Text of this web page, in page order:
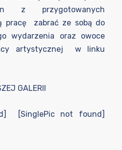
z przygotowanych
pracę zabrać ze sobą do
wydarzenia oraz owoce
artystycznej w linku
GALERII
[SinglePic not found]